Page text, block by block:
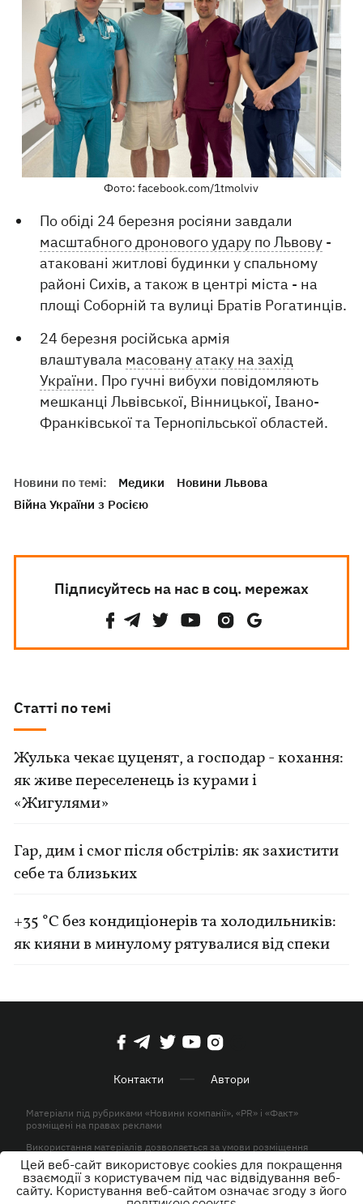
Фото: facebook.com/1tmolviv
По обіді 24 березня росіяни завдали
масштабного дронового удару по Львову -
атаковані житлові будинки у спальному
районі Сихів, а також в центрі міста - на
площі Соборній та вулиці Братів Рогатинців.
24 березня російська армія
влаштувала масовану атаку на захід
України. Про гучні вибухи повідомляють
мешканці Львівської, Вінницької, Івано-
Франківської та Тернопільської областей.
Новини по темі: Медики
Новини Львова
Війна України з Росією
Підписуйтесь на нас в соц. мережах
Статті по темі
Жулька чекає цуценят, а господар - кохання:
як живе переселенець із курами і
«Жигулями»
Гар, дим і смог після обстрілів: як захистити
себе та близьких
+35 °C без кондиціонерів та холодильників:
як кияни в минулому рятувалися від спеки
Контакти Автори
Матеріали під рубриками «Новини компанії», «PR» і «Факт»
розміщені на правах реклами
Використання матеріалів дозволяється за умови розміщення
активного гіперпосилання на KP.UA в першому абзаці.
© ТОВ «ЮЛАВ МЕДІА» 2026. Всі права захищені.
Цей веб-сайт використовує cookies для покращення
взаємодії з користувачем під час відвідування веб-
сайту. Користування веб-сайтом означає згоду з його